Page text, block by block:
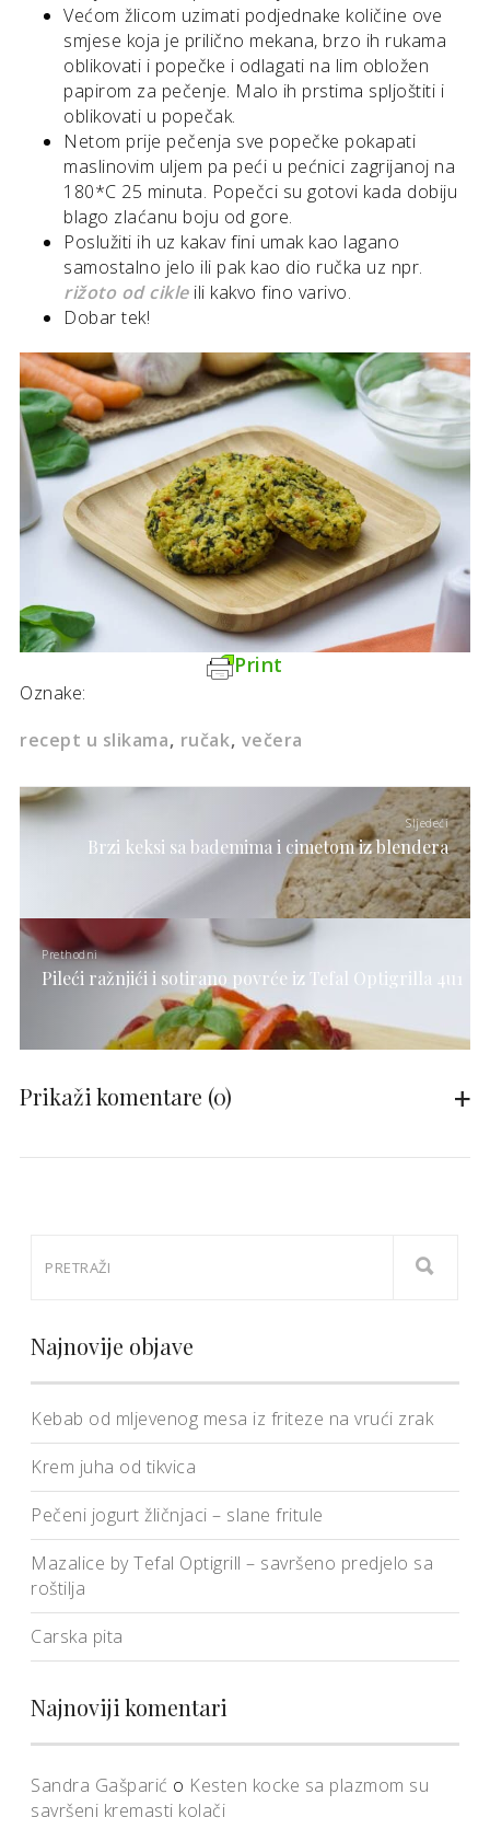
Većom žlicom uzimati podjednake količine ove
smjese koja je prilično mekana, brzo ih rukama
oblikovati i popečke i odlagati na lim obložen
papirom za pečenje. Malo ih prstima spljoštiti i
oblikovati u popečak.
Netom prije pečenja sve popečke pokapati
maslinovim uljem pa peći u pećnici zagrijanoj na
180*C 25 minuta. Popečci su gotovi kada dobiju
blago zlaćanu boju od gore.
Poslužiti ih uz kakav fini umak kao lagano
samostalno jelo ili pak kao dio ručka uz npr.
rižoto od cikleili kakvo fino varivo.
Dobar tek!
Print
Oznake:
recept u slikama ručak večera
Sljedeći
Brzi keksi sa bademima i cimetom iz blendera
Prethodni
Pileći ražnjići i sotirano povrće iz Tefal Optigrilla 4u1
Prikaži komentare (0)
Najnovije objave
Kebab od mljevenog mesa iz friteze na vrući zrak
Krem juha od tikvica
Pečeni jogurt žličnjaci – slane fritule
Mazalice by Tefal Optigrill – savršeno predjelo sa
roštilja
Carska pita
Najnoviji komentari
Sandra Gašparić o Kesten kocke sa plazmom su
savršeni kremasti kolači